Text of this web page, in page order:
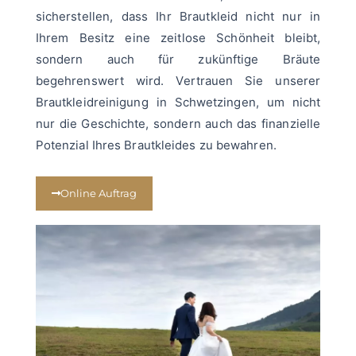
sicherstellen, dass Ihr Brautkleid nicht nur in
Ihrem Besitz eine zeitlose Schönheit bleibt,
sondern auch für zukünftige Bräute
begehrenswert wird. Vertrauen Sie unserer
Brautkleidreinigung in Schwetzingen, um nicht
nur die Geschichte, sondern auch das finanzielle
Potenzial Ihres Brautkleides zu bewahren.
Online Auftrag